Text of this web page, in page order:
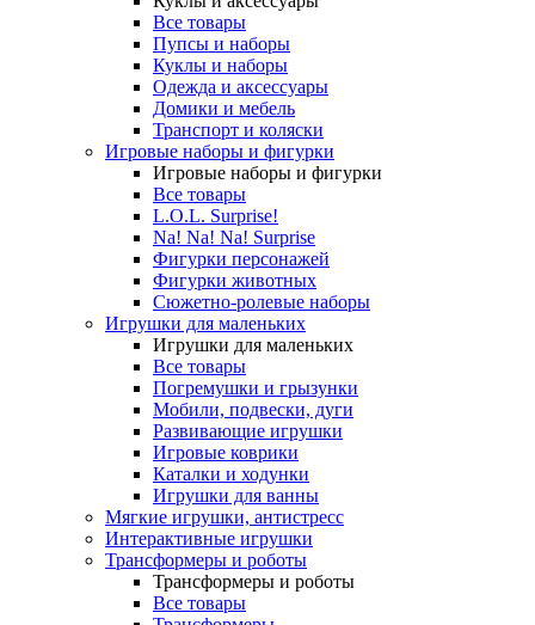
Все товары
Пупсы и наборы
Куклы и наборы
Одежда и аксессуары
Домики и мебель
Транспорт и коляски
Игровые наборы и фигурки
Игровые наборы и фигурки
Все товары
L.O.L. Surprise!
Na! Na! Na! Surprise
Фигурки персонажей
Фигурки животных
Сюжетно-ролевые наборы
Игрушки для маленьких
Игрушки для маленьких
Все товары
Погремушки и грызунки
Мобили, подвески, дуги
Развивающие игрушки
Игровые коврики
Каталки и ходунки
Игрушки для ванны
Мягкие игрушки, антистресс
Интерактивные игрушки
Трансформеры и роботы
Трансформеры и роботы
Все товары